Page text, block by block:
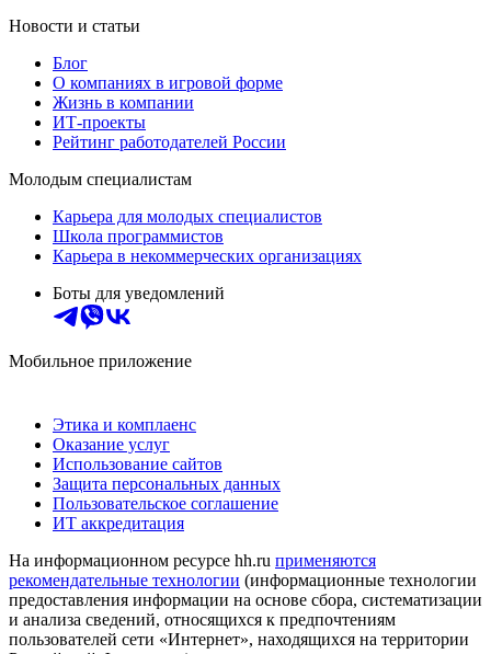
Новости и статьи
Блог
О компаниях в игровой форме
Жизнь в компании
ИТ-проекты
Рейтинг работодателей России
Молодым специалистам
Карьера для молодых специалистов
Школа программистов
Карьера в некоммерческих организациях
Боты для уведомлений
Мобильное приложение
Этика и комплаенс
Оказание услуг
Использование сайтов
Защита персональных данных
Пользовательское соглашение
ИТ аккредитация
На информационном ресурсе hh.ru применяются
рекомендательные технологии (информационные технологии
предоставления информации на основе сбора, систематизации
и анализа сведений, относящихся к предпочтениям
пользователей сети «Интернет», находящихся на территории